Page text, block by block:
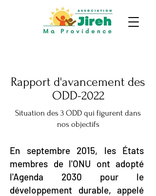
Rapport d'avancement des
ODD-2022
Situation des 3 ODD qui figurent dans
nos objectifs
En septembre 2015, les États
membres de l'ONU ont adopté
l'Agenda 2030 pour le
développement durable, appelé